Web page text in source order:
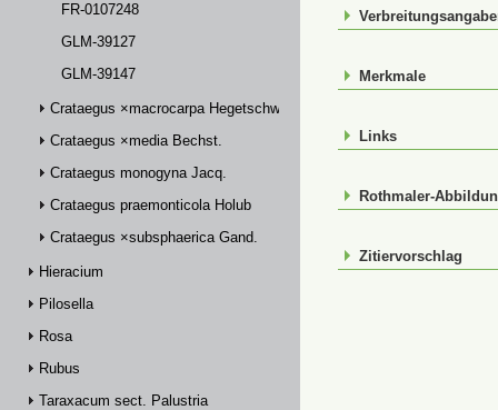
FR-0107248
GLM-39127
GLM-39147
Crataegus ×macrocarpa Hegetschw.
Crataegus ×media Bechst.
Crataegus monogyna Jacq.
Crataegus praemonticola Holub
Crataegus ×subsphaerica Gand.
Hieracium
Pilosella
Rosa
Rubus
Taraxacum sect. Palustria
Merkmale
Links
Rothmaler-
Zitiervorschlag